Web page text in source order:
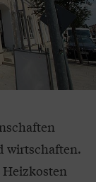
wirtschaften.